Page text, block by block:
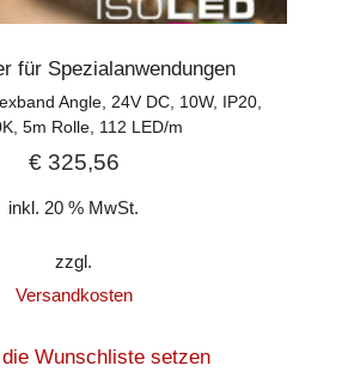
für Spezialanwendungen
Angle, 24V DC, 10W, IP20,
5m Rolle, 112 LED/m
€325,56
inkl. 20 % MwSt.
zzgl.
Versandkosten
Wunschliste setzen